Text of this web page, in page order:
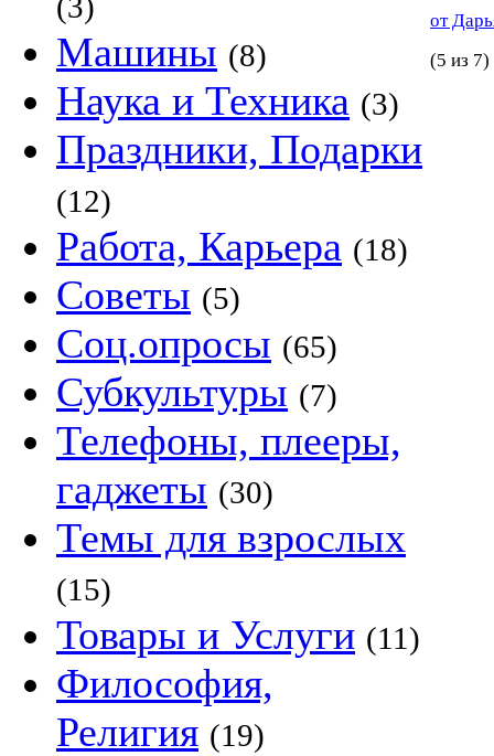
Машины (8)
Наука и Техника (3)
Праздники, Подарки
(12)
Работа, Карьера (18)
Советы (5)
Соц.опросы (65)
Субкультуры (7)
Телефоны, плееры,
гаджеты (30)
Темы для взрослых
(15)
Товары и Услуги (11)
Философия,
Религия (19)
от
(5 из 7)